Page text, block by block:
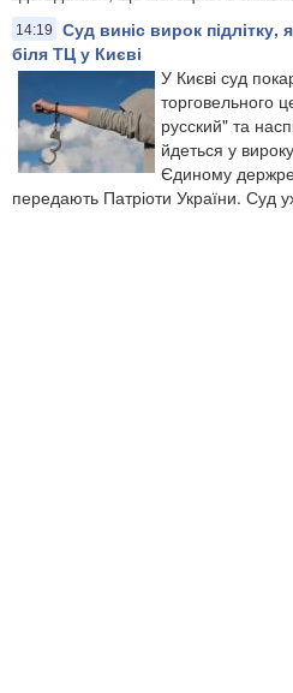
14:19
Суд виніс вирок
біля ТЦ у Києві
У Києві суд
торговельного
русский" та
йдеться у
Єдиному
передають Патріоти України. Суд